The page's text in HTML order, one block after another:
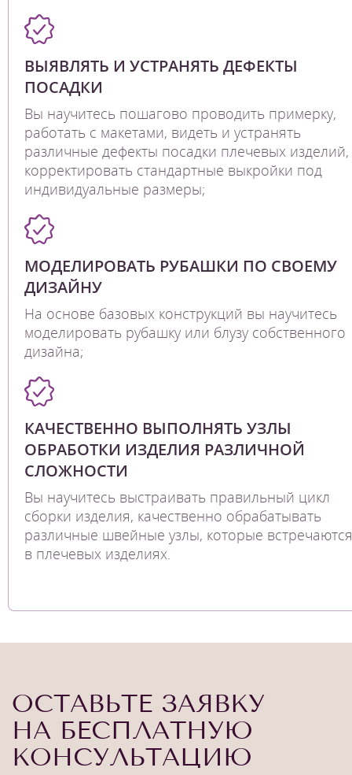
ВЫЯВЛЯТЬ И УСТРАНЯТЬ ДЕФЕКТЫ
ПОСАДКИ
Вы научитесь пошагово проводить примерку,
работать с макетами, видеть и устранять
различные дефекты посадки плечевых изделий,
корректировать стандартные выкройки под
индивидуальные размеры;
МОДЕЛИРОВАТЬ РУБАШКИ ПО СВОЕМУ
ДИЗАЙНУ
На основе базовых конструкций вы научитесь
моделировать рубашку или блузу собственного
дизайна;
КАЧЕСТВЕННО ВЫПОЛНЯТЬ УЗЛЫ
ОБРАБОТКИ ИЗДЕЛИЯ РАЗЛИЧНОЙ
СЛОЖНОСТИ
Вы научитесь выстраивать правильный цикл
сборки изделия, качественно обрабатывать
различные швейные узлы, которые встречаются
в плечевых изделиях.
ОСТАВЬТЕ ЗАЯВКУ
НА БЕСПЛАТНУЮ
КОНСУЛЬТАЦИЮ